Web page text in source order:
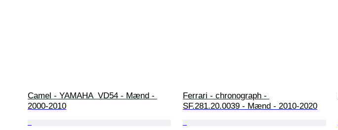
Camel - YAMAHA  VD54 - Mænd -
2000-2010
Ferrari - chronograph -
SF.281.20.0039 - Mænd - 2010-2020